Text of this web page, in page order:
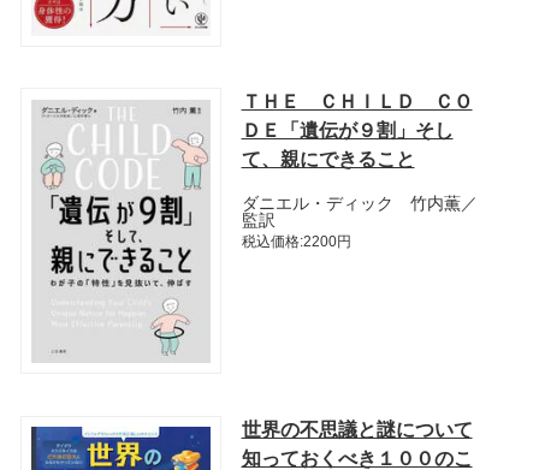
ＴＨＥ ＣＨＩＬＤ ＣＯ
ＤＥ「遺伝が９割」そし
て、親にできること
ダニエル・ディック 竹内薫／
監訳
税込価格:2200円
世界の不思議と謎について
知っておくべき１００のこ